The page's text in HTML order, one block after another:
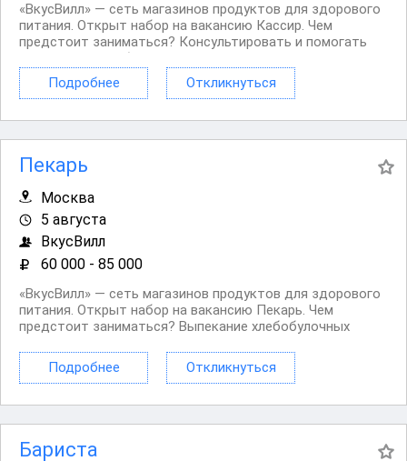
«ВкусВилл» — сеть магазинов продуктов для здорового
питания. Открыт набор на вакансию Кассир. Чем
предстоит заниматься? Консультировать и помогать
покупателям. Работать с кассой. Оформлять витрины в
прикассовой зоне. Поддерживать чистоту в
предкассовой зоне. Нам нужны люди: Умеющие и...
Подробнее Откликнуться
Пекарь
Москва
5 августа
ВкусВилл
60 000 - 85 000
«ВкусВилл» — сеть магазинов продуктов для здорового
питания. Открыт набор на вакансию Пекарь. Чем
предстоит заниматься? Выпекание хлебобулочных
Проведение инвентаризаций. Контроль качества и
выкладка товара. Нам нужны люди: Активные,...
Подробнее Откликнуться
Бариста